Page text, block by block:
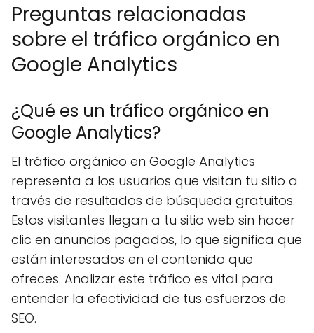
Preguntas relacionadas
sobre el tráfico orgánico en
Google Analytics
¿Qué es un tráfico orgánico en
Google Analytics?
El tráfico orgánico en Google Analytics
representa a los usuarios que visitan tu sitio a
través de resultados de búsqueda gratuitos.
Estos visitantes llegan a tu sitio web sin hacer
clic en anuncios pagados, lo que significa que
están interesados en el contenido que
ofreces. Analizar este tráfico es vital para
entender la efectividad de tus esfuerzos de
SEO.